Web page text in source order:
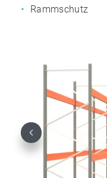
Rammschutz
Previous